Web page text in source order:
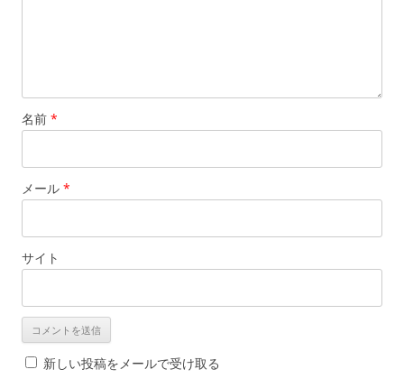
名前 *
メール *
サイト
新しい投稿をメールで受け取る